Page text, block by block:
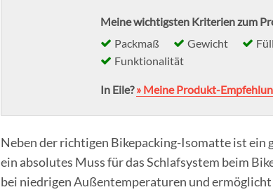
Meine wichtigsten Kriterien zum
Packmaß
Gewicht
Funktionalität
In Eile?» Meine Produkt-
Neben der richtigen Bikepacking-Isomatte ist ein
ein absolutes Muss für das Schlafsystem beim
bei niedrigen Außentemperaturen und